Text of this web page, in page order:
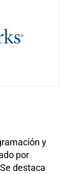
y
por
destaca